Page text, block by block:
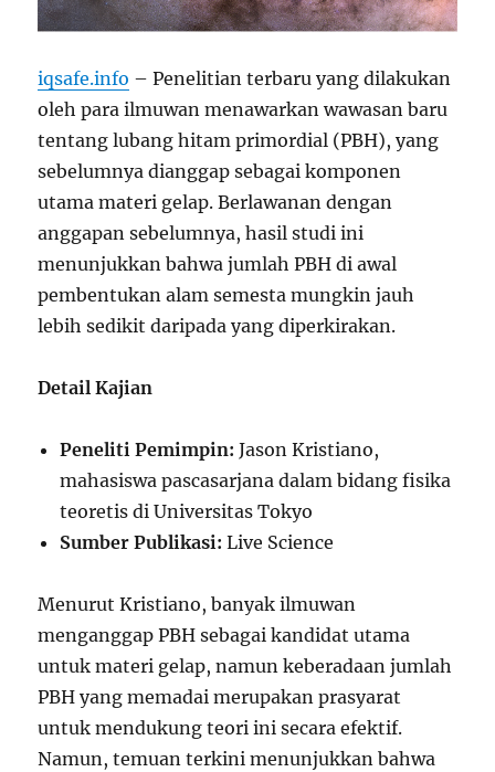
iqsafe.info – Penelitian terbaru yang dilakukan
oleh para ilmuwan menawarkan wawasan baru
tentang lubang hitam primordial (PBH), yang
sebelumnya dianggap sebagai komponen
utama materi gelap. Berlawanan dengan
anggapan sebelumnya, hasil studi ini
menunjukkan bahwa jumlah PBH di awal
pembentukan alam semesta mungkin jauh
lebih sedikit daripada yang diperkirakan.
Detail Kajian
Peneliti Pemimpin: Jason Kristiano,
mahasiswa pascasarjana dalam bidang fisika
teoretis di Universitas Tokyo
Sumber Publikasi: Live Science
Menurut Kristiano, banyak ilmuwan
menganggap PBH sebagai kandidat utama
untuk materi gelap, namun keberadaan jumlah
PBH yang memadai merupakan prasyarat
untuk mendukung teori ini secara efektif.
Namun, temuan terkini menunjukkan bahwa